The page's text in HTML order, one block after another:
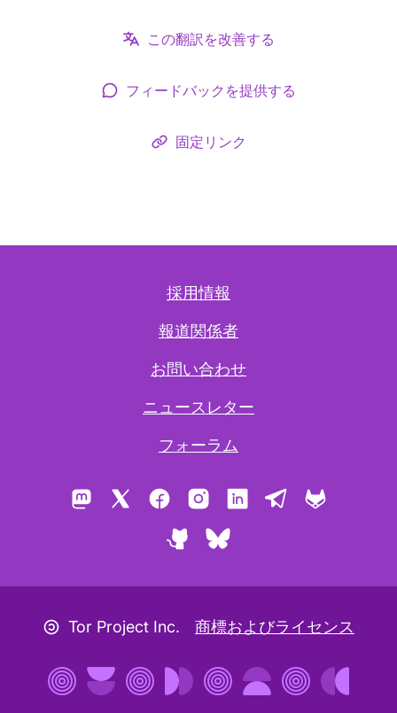
この翻訳を改善する
フィードバックを提供する
固定リンク
採用情報
報道関係者
お問い合わせ
ニュースレター
フォーラム
Mastodon FacebookInstagramLinkedInTelegram
GitHubBluesky
コピーレフトアイコン
Tor Project Inc. 商標およびライセンス